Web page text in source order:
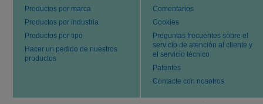
Productos por marca
Productos por industria
Productos por tipo
Hacer un pedido de nuestros
productos
Comentarios
Cookies
Preguntas frecuentes sobre el
servicio de atención al cliente y
el servicio técnico
Patentes
Contacte con nosotros